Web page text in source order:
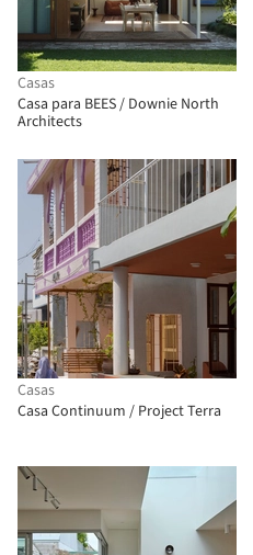
Casas
Casa para BEES / Downie North
Architects
Casas
Casa Continuum / Project Terra